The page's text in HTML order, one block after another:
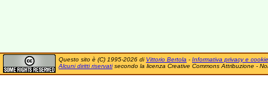
Questo sito è (C) 1995-2026 di Vittorio Bertola - Informativa privacy e cookie
Alcuni diritti riservatisecondo la licenza Creative Commons Attribuzione -